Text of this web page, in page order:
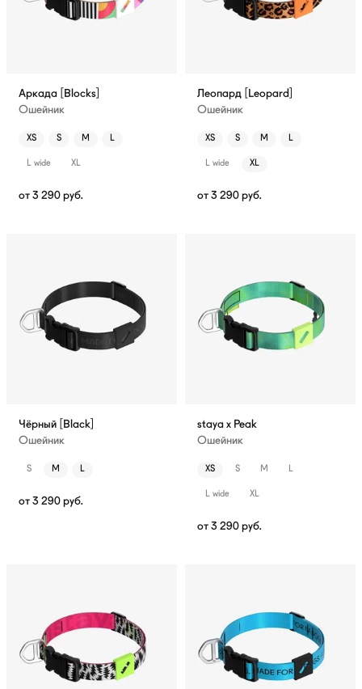
Аркада [Blocks]
Ошейник
XS S M L
L wide XL
от 3 290 руб.
Леопард [Leopard]
Ошейник
XS S M L
L wide XL
от 3 290 руб.
Чёрный [Black]
Ошейник
S M L
от 3 290 руб.
staya x Peak
Ошейник
XS S M L
L wide XL
от 3 290 руб.